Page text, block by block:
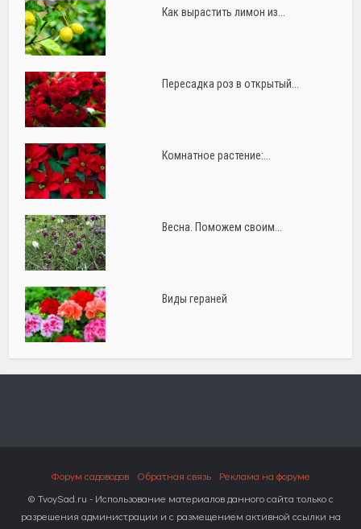
Как вырастить лимон из...
Пересадка роз в открытый...
Комнатное растение:...
Весна. Поможем своим...
Виды гераней
Форум садоводов Обратная связь
Реклама на форуме
© TvoySad.ru - Использование материалов данного сайта только с
разрешения администрации и с размещением активной ссылки на